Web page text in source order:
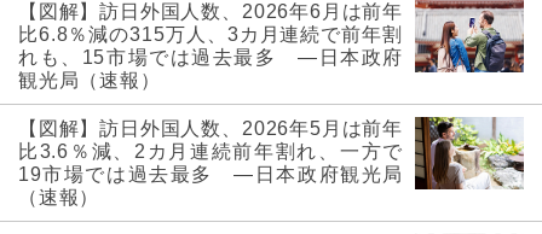
【図解】訪日外国人数、2026年6月は前年
比6.8％減の315万人、3カ月連続で前年割
れも、15市場では過去最多 ―日本政府
観光局（速報）
【図解】訪日外国人数、2026年5月は前年
比3.6％減、2カ月連続前年割れ、一方で
19市場では過去最多 ―日本政府観光局
（速報）